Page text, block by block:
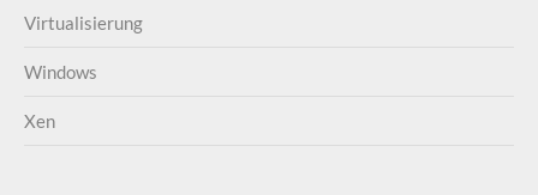
Virtualisierung
Windows
Xen